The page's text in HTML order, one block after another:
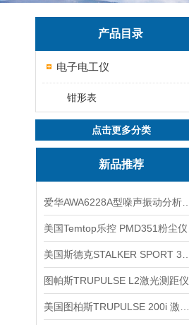
产品目录
电子电工仪
钳形表
点击更多分类
新品推荐
图帕斯TRUPULSE L2激光测距仪